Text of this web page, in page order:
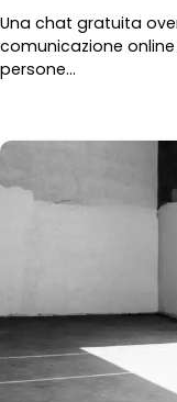
Una chat gratuita
comunicazione
persone…